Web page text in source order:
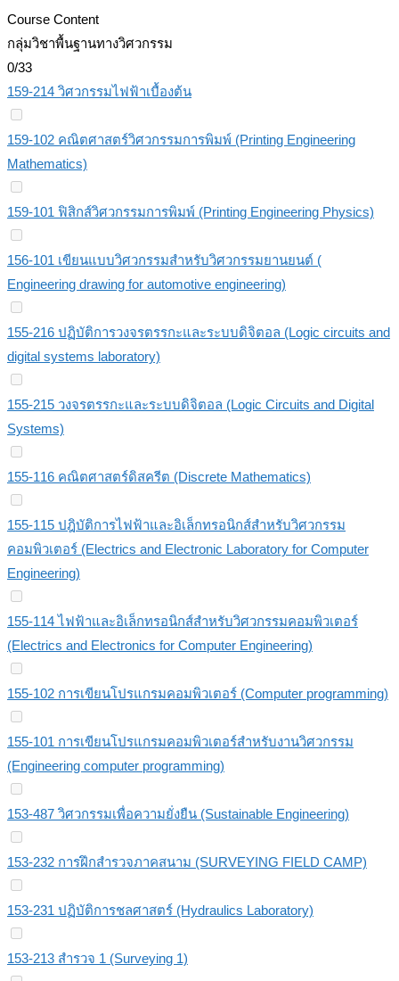
Course Content
กลุ่มวิชาพื้นฐานทางวิศวกรรม
0/33
159-214 วิศวกรรมไฟฟ้าเบื้องต้น
159-102 คณิตศาสตร์วิศวกรรมการพิมพ์ (Printing Engineering
Mathematics)
159-101 ฟิสิกส์วิศวกรรมการพิมพ์ (Printing Engineering Physics)
156-101 เขียนแบบวิศวกรรมสำหรับวิศวกรรมยานยนต์ (
Engineering drawing for automotive engineering)
155-216 ปฏิบัติการวงจรตรรกะและระบบดิจิตอล (Logic circuits and
digital systems laboratory)
155-215 วงจรตรรกะและระบบดิจิตอล (Logic Circuits and Digital
Systems)
155-116 คณิตศาสตร์ดิสครีต (Discrete Mathematics)
155-115 ปฎิบัติการไฟฟ้าและอิเล็กทรอนิกส์สำหรับวิศวกรรม
คอมพิวเตอร์ (Electrics and Electronic Laboratory for Computer
Engineering)
155-114 ไฟฟ้าและอิเล็กทรอนิกส์สำหรับวิศวกรรมคอมพิวเตอร์
(Electrics and Electronics for Computer Engineering)
155-102 การเขียนโปรแกรมคอมพิวเตอร์ (Computer programming)
155-101 การเขียนโปรแกรมคอมพิวเตอร์สำหรับงานวิศวกรรม
(Engineering computer programming)
153-487 วิศวกรรมเพื่อความยั่งยืน (Sustainable Engineering)
153-232 การฝึกสำรวจภาคสนาม (SURVEYING FIELD CAMP)
153-231 ปฏิบัติการชลศาสตร์ (Hydraulics Laboratory)
153-213 สำรวจ 1 (Surveying 1)